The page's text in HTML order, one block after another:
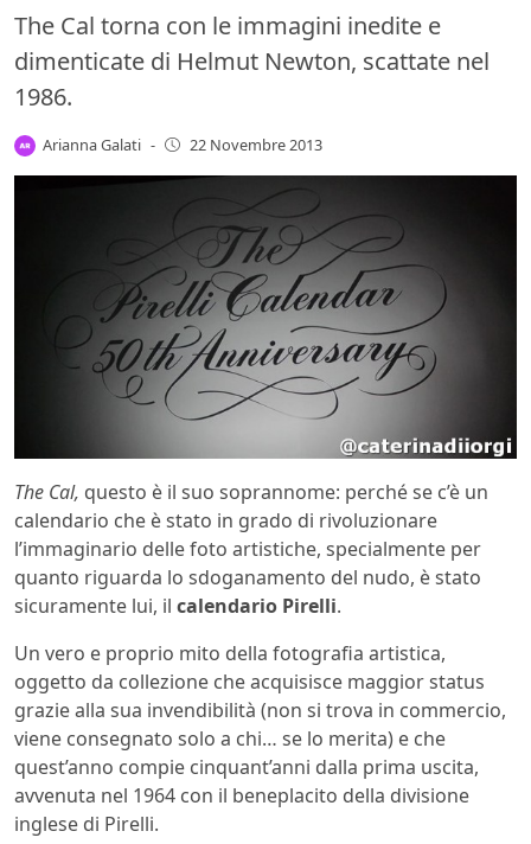
The Cal torna con le immagini inedite e
dimenticate di Helmut Newton, scattate nel
1986.
Arianna Galati - 22 Novembre 2013
The Cal, questo è il suo soprannome: perché se c’è un
calendario che è stato in grado di rivoluzionare
l’immaginario delle foto artistiche, specialmente per
quanto riguarda lo sdoganamento del nudo, è stato
sicuramente lui, il calendario Pirelli.
Un vero e proprio mito della fotografia artistica,
oggetto da collezione che acquisisce maggior status
grazie alla sua invendibilità (non si trova in commercio,
viene consegnato solo a chi… se lo merita) e che
quest’anno compie cinquant’anni dalla prima uscita,
avvenuta nel 1964 con il beneplacito della divisione
inglese di Pirelli.